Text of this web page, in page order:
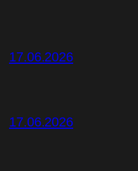
17.06.2026
17.06.2026